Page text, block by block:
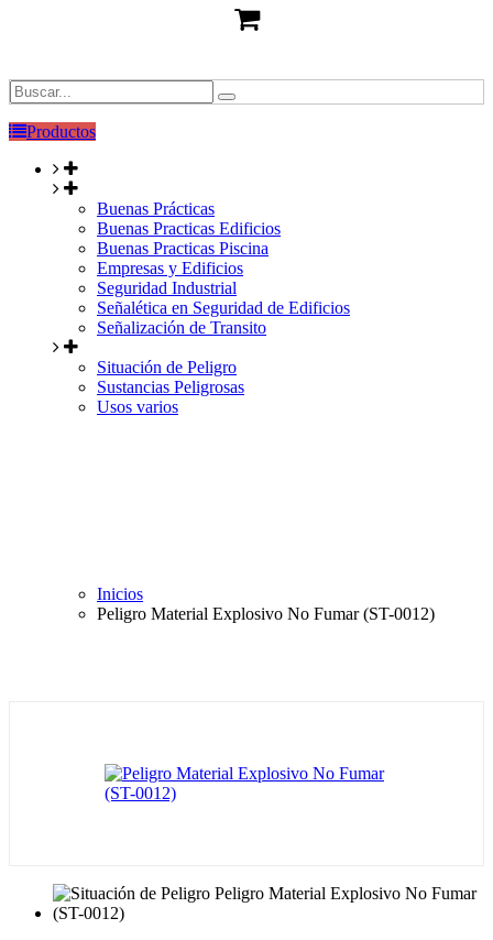
Productos
Buenas Prácticas
Buenas Practicas Edificios
Buenas Practicas Piscina
Empresas y Edificios
Seguridad Industrial
Señalética en Seguridad de Edificios
Señalización de Transito
Situación de Peligro
Sustancias Peligrosas
Usos varios
Inicios
Peligro Material Explosivo No Fumar (ST-0012)